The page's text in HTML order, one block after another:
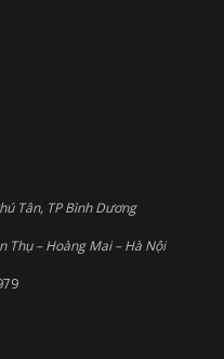
Tân, TP Bình Dương
Thụ – Hoàng Mai – Hà Nội